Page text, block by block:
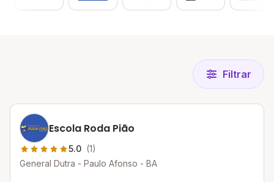
Filtrar
Escola Roda Pião
5.0 (1)
General Dutra - Paulo Afonso - BA